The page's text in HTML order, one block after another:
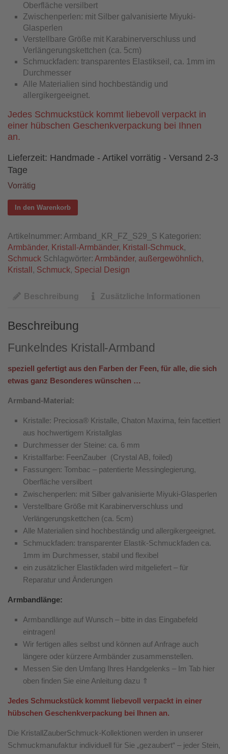
Oberfläche versilbert
Zwischenperlen: mit Silber galvanisierte Miyuki-
Glasperlen
Verstellbare Größe mit Karabinerverschluss und
Verlängerungskettchen (ca. 5cm)
Schmuckfaden: transparentes Elastikseil, ca. 1mm im
Durchmesser
Alle Materialien sind hochbeständig und
allergikergeeignet.
Jedes Schmuckstück kommt liebevoll verpackt in
einer hübschen Geschenkverpackung bei Ihnen
an.
Lieferzeit: Handmade - Artikel vorrätig - Versand 2-3
Tage
Vorrätig
In den Warenkorb
Artikelnummer: Armband_KR_FZ_S29_S Kategorien:
Armbänder, Kristall-Armbänder, Kristall-Schmuck,
Schmuck Schlagwörter: Armbänder, außergewöhnlich,
Kristall , Schmuck, Special Design
Beschreibung Zusätzliche Informationen
Beschreibung
Funkelndes Kristall-Armband
speziell gefertigt aus den Farben der Feen, für alle, die sich
etwas ganz Besonderes wünschen …
Armband-Material:
Kristalle: Preciosa® Kristalle, Chaton Maxima, fein facettiert
aus hochwertigem Kristallglas
Durchmesser der Steine: ca. 6 mm
Kristallfarbe: FeenZauber (Crystal AB, foiled)
Fassungen: Tombac – patentierte Messinglegierung,
Oberfläche versilbert
Zwischenperlen: mit Silber galvanisierte Miyuki-Glasperlen
Verstellbare Größe mit Karabinerverschluss und
Verlängerungskettchen (ca. 5cm)
Alle Materialien sind hochbeständig und allergikergeeignet.
Schmuckfaden: transparenter Elastik-Schmuckfaden ca.
1mm im Durchmesser, stabil und flexibel
ein zusätzlicher Elastikfaden wird mitgeliefert – für
Reparatur und Änderungen
Armbandlänge:
Armbandlänge auf Wunsch – bitte in das Eingabefeld
eintragen!
Wir fertigen alles selbst und können auf Anfrage auch
längere oder kürzere Armbänder zusammenstellen.
Messen Sie den Umfang Ihres Handgelenks – Im Tab hier
oben finden Sie eine Anleitung dazu ⇑
Jedes Schmuckstück kommt liebevoll verpackt in einer
hübschen Geschenkverpackung bei Ihnen an.
Die KristallZauberSchmuck-Kollektionen werden in unserer
Schmuckmanufaktur individuell für Sie „gezaubert“ – jeder Stein,